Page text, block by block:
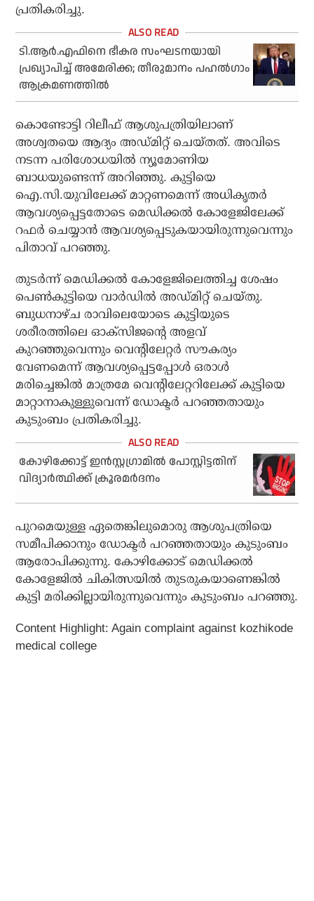
പ്രതികരിച്ചു.
ടി.ആര്‍.എഫിനെ ഭീകര സംഘടനയായി
പ്രഖ്യാപിച്ച് അമേരിക്ക; തീരുമാനം പഹൽഗാം
ആക്രമണത്തിൽ
കൊണ്ടോട്ടി റിലീഫ് ആശുപത്രിയിലാണ്
അശ്വതയെ ആദ്യം അഡ്മിറ്റ് ചെയ്തത്. അവിടെ
നടന്ന പരിശോധയില്‍ ന്യൂമോണിയ
ബാധയുണ്ടെന്ന് അറിഞ്ഞു. കുട്ടിയെ
ഐ.സി.യുവിലേക്ക് മാറ്റണമെന്ന് അധികൃതര്‍
ആവശ്യപ്പെട്ടതോടെ മെഡിക്കല്‍ കോളേജിലേക്ക്
റഫര്‍ ചെയ്യാന്‍ ആവശ്യപ്പെടുകയായിരുന്നുവെന്നും
പിതാവ് പറഞ്ഞു.
തുടര്‍ന്ന് മെഡിക്കല്‍ കോളേജിലെത്തിച്ച ശേഷം
പെണ്‍കുട്ടിയെ വാര്‍ഡില്‍ അഡ്മിറ്റ് ചെയ്തു.
ബുധനാഴ്ച രാവിലെയോടെ കുട്ടിയുടെ
ശരീരത്തിലെ ഓക്‌സിജന്റെ അളവ്
കുറഞ്ഞുവെന്നും വെന്റിലേറ്റര്‍ സൗകര്യം
വേണമെന്ന് ആവശ്യപ്പെട്ടപ്പോള്‍ ഒരാള്‍
മരിച്ചെങ്കില്‍ മാത്രമേ വെന്റിലേറ്ററിലേക്ക് കുട്ടിയെ
മാറ്റാനാകുള്ളുവെന്ന് ഡോക്ടര്‍ പറഞ്ഞതായും
കുടുംബം പ്രതികരിച്ചു.
കോഴിക്കോട്ട് ഇന്‍സ്റ്റഗ്രാമില്‍ പോസ്റ്റിട്ടതിന്
വിദ്യാര്‍ത്ഥിക്ക് ക്രൂരമര്‍ദനം
പുറമെയുള്ള ഏതെങ്കിലുമൊരു ആശുപത്രിയെ
സമീപിക്കാനും ഡോക്ടര്‍ പറഞ്ഞതായും കുടുംബം
ആരോപിക്കുന്നു. കോഴിക്കോട് മെഡിക്കല്‍
കോളേജില്‍ ചികിത്സയില്‍ തുടരുകയാണെങ്കില്‍
കുട്ടി മരിക്കില്ലായിരുന്നുവെന്നും കുടുംബം പറഞ്ഞു.
Content Highlight: Again complaint against kozhikode
medical college